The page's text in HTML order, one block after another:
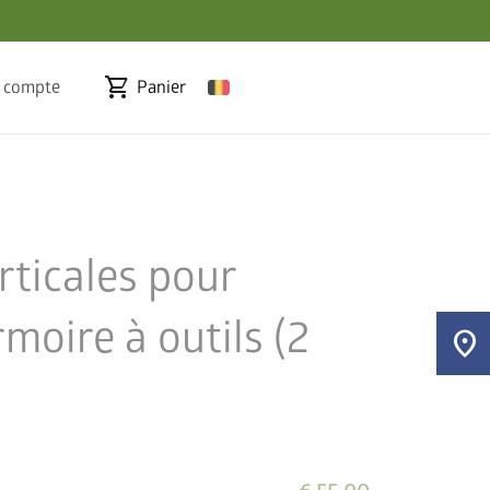
shopping_cart Panier
pour
à outils (2
location_on